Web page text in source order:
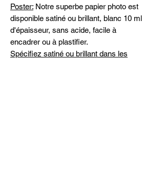
Poster: Notre superbe papier photo est
disponible satiné ou brillant, blanc 10 ml
d'épaisseur, sans acide, facile à
encadrer ou à plastifier.
Spécifiez satiné ou brillant dans les